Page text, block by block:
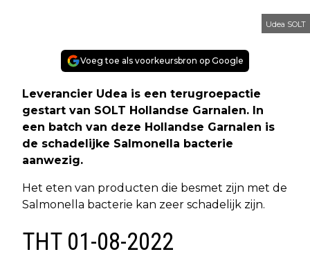
Udea SOLT
Voeg toe als voorkeursbron op Google
Leverancier Udea is een terugroepactie
gestart van SOLT Hollandse Garnalen. In
een batch van deze Hollandse Garnalen is
de schadelijke Salmonella bacterie
aanwezig.
Het eten van producten die besmet zijn met de
Salmonella bacterie kan zeer schadelijk zijn.
THT 01-08-2022